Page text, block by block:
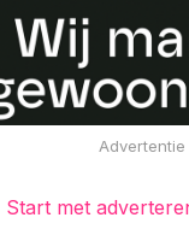
Advertentie
Start met